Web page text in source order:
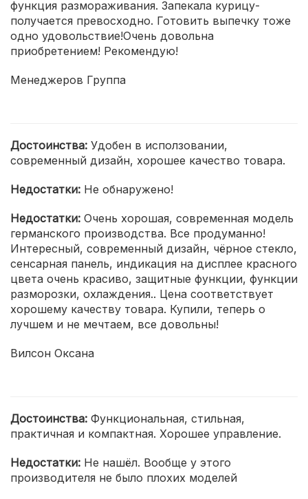
функция размораживания. Запекала курицу-
получается превосходно. Готовить выпечку тоже
одно удовольствие!Очень довольна
приобретением! Рекомендую!
Менеджеров Группа
Достоинства: Удобен в исползовании,
современный дизайн, хорошее качество товара.
Недостатки: Не обнаружено!
Недостатки: Очень хорошая, современная модель
германского производства. Все продуманно!
Интересный, современный дизайн, чёрное стекло,
сенсарная панель, индикация на дисплее красного
цвета очень красиво, защитные функции, функции
разморозки, охлаждения.. Цена соответствует
хорошему качеству товара. Купили, теперь о
лучшем и не мечтаем, все довольны!
Вилсон Оксана
Достоинства: Функциональная, стильная,
практичная и компактная. Хорошее управление.
Недостатки: Не нашёл. Вообще у этого
производителя не было плохих моделей